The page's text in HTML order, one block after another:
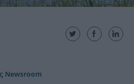
Newsroom